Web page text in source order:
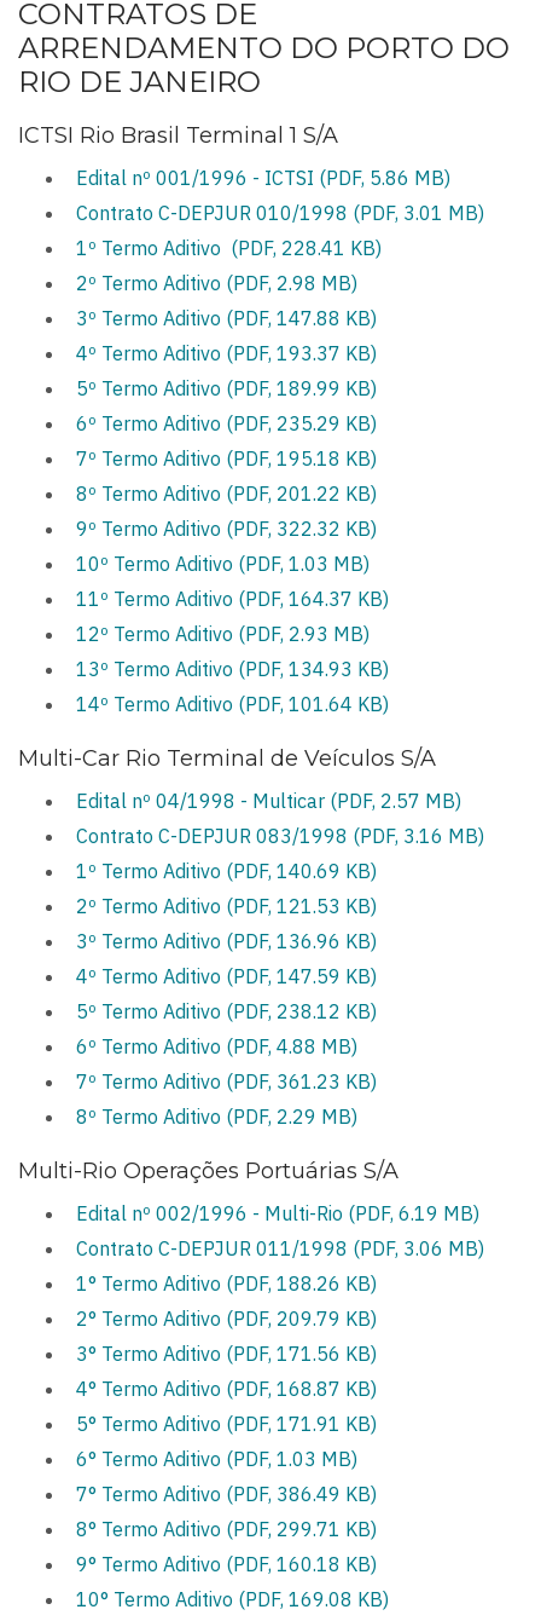
CONTRATOS DE
ARRENDAMENTO DO PORTO DO
RIO DE JANEIRO
ICTSI Rio Brasil Terminal 1 S/A
Edital nº 001/1996 - ICTSI (PDF, 5.86 MB)
Contrato C-DEPJUR 010/1998 (PDF, 3.01 MB)
1º Termo Aditivo (PDF, 228.41 KB)
2º Termo Aditivo (PDF, 2.98 MB)
3º Termo Aditivo (PDF, 147.88 KB)
4º Termo Aditivo (PDF, 193.37 KB)
5º Termo Aditivo (PDF, 189.99 KB)
6º Termo Aditivo (PDF, 235.29 KB)
7º Termo Aditivo (PDF, 195.18 KB)
8º Termo Aditivo (PDF, 201.22 KB)
9º Termo Aditivo (PDF, 322.32 KB)
10º Termo Aditivo (PDF, 1.03 MB)
11º Termo Aditivo (PDF, 164.37 KB)
12º Termo Aditivo (PDF, 2.93 MB)
13º Termo Aditivo (PDF, 134.93 KB)
14º Termo Aditivo (PDF, 101.64 KB)
Multi-Car Rio Terminal de Veículos S/A
Edital nº 04/1998 - Multicar (PDF, 2.57 MB)
Contrato C-DEPJUR 083/1998 (PDF, 3.16 MB)
1º Termo Aditivo (PDF, 140.69 KB)
2º Termo Aditivo (PDF, 121.53 KB)
3º Termo Aditivo (PDF, 136.96 KB)
4º Termo Aditivo (PDF, 147.59 KB)
5º Termo Aditivo (PDF, 238.12 KB)
6º Termo Aditivo (PDF, 4.88 MB)
7º Termo Aditivo (PDF, 361.23 KB)
8º Termo Aditivo (PDF, 2.29 MB)
Multi-Rio Operações Portuárias S/A
Edital nº 002/1996 - Multi-Rio (PDF, 6.19 MB)
Contrato C-DEPJUR 011/1998 (PDF, 3.06 MB)
1° Termo Aditivo (PDF, 188.26 KB)
2° Termo Aditivo (PDF, 209.79 KB)
3° Termo Aditivo (PDF, 171.56 KB)
4° Termo Aditivo (PDF, 168.87 KB)
5° Termo Aditivo (PDF, 171.91 KB)
6° Termo Aditivo (PDF, 1.03 MB)
7° Termo Aditivo (PDF, 386.49 KB)
8° Termo Aditivo (PDF, 299.71 KB)
9° Termo Aditivo (PDF, 160.18 KB)
10° Termo Aditivo (PDF, 169.08 KB)